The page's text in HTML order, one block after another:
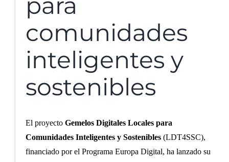
comunidades
inteligentes y
sostenibles
El proyecto Gemelos Digitales Locales para
Comunidades Inteligentes y Sostenibles(LDT4SSC),
financiado por el Programa Europa Digital, ha lanzado su